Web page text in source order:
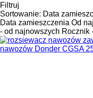
Filtruj
Sortowanie: Data
Data zamieszczenia Od
- od najnowszych Rocznik